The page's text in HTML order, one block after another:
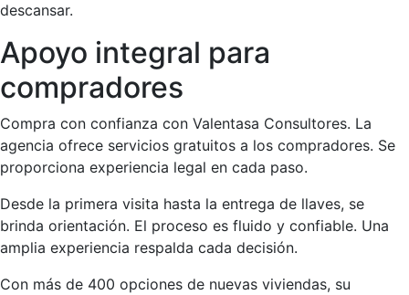
descansar.
Apoyo integral para
compradores
Compra con confianza con Valentasa Consultores. La
agencia ofrece servicios gratuitos a los compradores. Se
proporciona experiencia legal en cada paso.
Desde la primera visita hasta la entrega de llaves, se
brinda orientación. El proceso es fluido y confiable. Una
amplia experiencia respalda cada decisión.
Con más de 400 opciones de nuevas viviendas, su